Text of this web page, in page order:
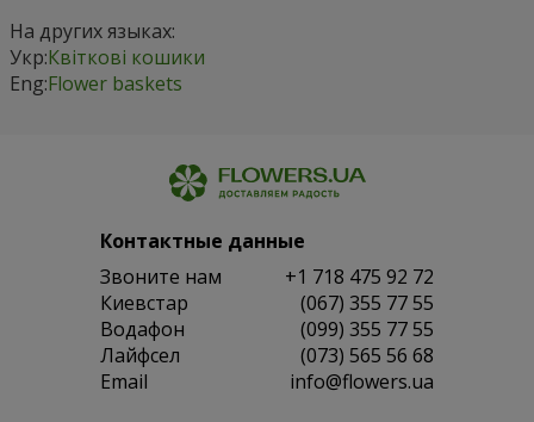
На других языках:
Укр:Квіткові кошики
Eng:Flower baskets
Контактные данные
Звоните нам
+1 718 475 92 72
Киевстар
(067) 355 77 55
Водафон
(099) 355 77 55
Лайфсел
(073) 565 56 68
Email
info@flowers.ua